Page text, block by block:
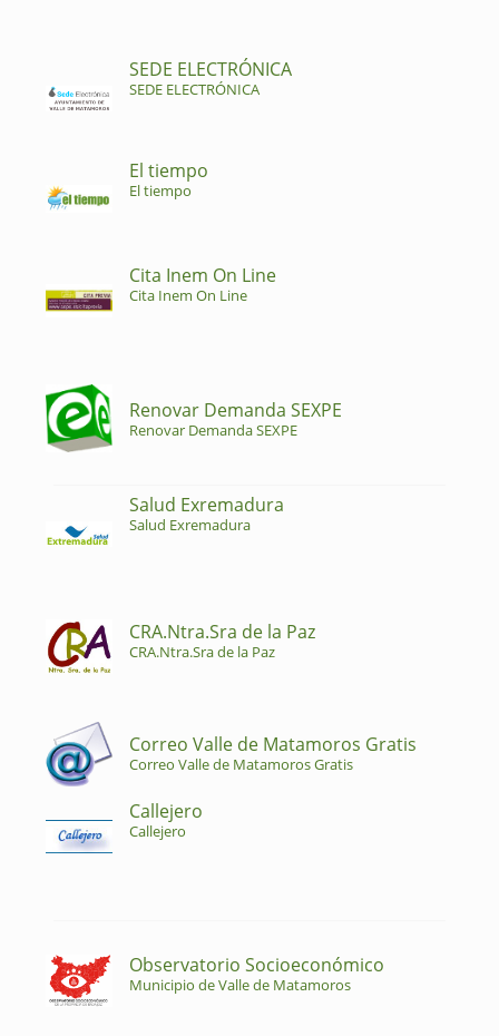
SEDE ELECTRÓNICA
SEDE ELECTRÓNICA
El tiempo
El tiempo
Cita Inem On Line
Cita Inem On Line
Renovar Demanda SEXPE
Renovar Demanda SEXPE
Salud Exremadura
Salud Exremadura
CRA.Ntra.Sra de la Paz
CRA.Ntra.Sra de la Paz
Correo Valle de Matamoros Gratis
Correo Valle de Matamoros Gratis
Callejero
Callejero
Observatorio Socioeconómico
Municipio de Valle de Matamoros